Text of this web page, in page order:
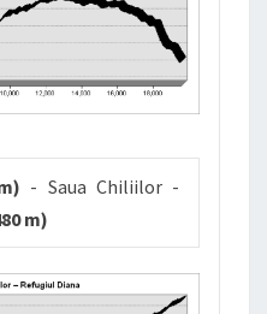
- Saua Chiliilor -
m)